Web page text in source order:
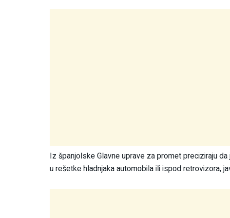
Iz španjolske Glavne uprave za promet preciziraju
u rešetke hladnjaka automobila ili ispod retrovizora,